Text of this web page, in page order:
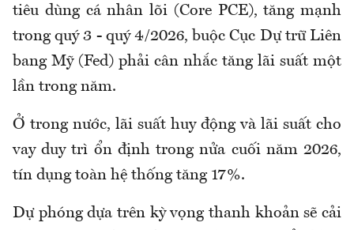
tiêu dùng cá nhân lõi (Core PCE), tăng mạnh
trong quý 3 - quý 4/2026, buộc Cục Dự trữ Liên
bang Mỹ (Fed) phải cân nhắc tăng lãi suất một
lần trong năm.
Ở trong nước, lãi suất huy động và lãi suất cho
vay duy trì ổn định trong nửa cuối năm 2026,
tín dụng toàn hệ thống tăng 17%.
Dự phóng dựa trên kỳ vọng thanh khoản sẽ cải